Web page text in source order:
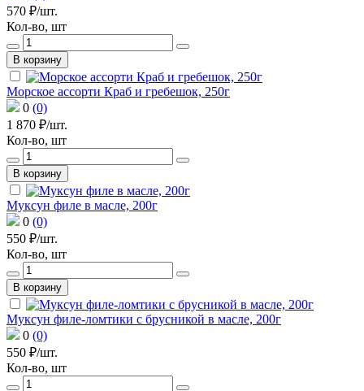
570 ₽/шт.
Кол-во, шт
В корзину
Морское ассорти Краб и гребешок, 250г
0 (0)
1 870 ₽/шт.
Кол-во, шт
В корзину
Муксун филе в масле, 200г
0 (0)
550 ₽/шт.
Кол-во, шт
В корзину
Муксун филе-ломтики с брусникой в масле, 200г
0 (0)
550 ₽/шт.
Кол-во, шт